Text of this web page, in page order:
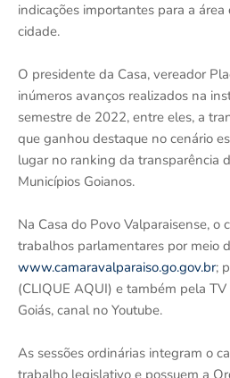
indicações importantes para a
cidade.
O presidente da Casa, vereador
inúmeros avanços realizados na
semestre de 2022, entre eles, a
que ganhou destaque no cenário
lugar no ranking da transparência
Municípios Goianos.
Na Casa do Povo Valparaisense, o
trabalhos parlamentares por meio
www.camaravalparaiso.go.gov.br;
(CLIQUE AQUI) e também pela
Goiás, canal no Youtube.
As sessões ordinárias integram o
trabalho legislativo e possuem a